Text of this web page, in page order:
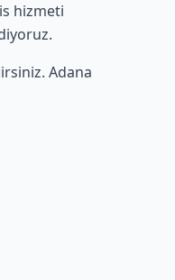
hizmeti
Adana